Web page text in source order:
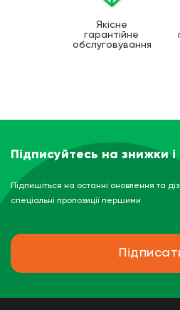
Якісне
гарантійне
обслуговування
Підписуйтесь на знижки і
Підпишіться на останні оновлення та
спеціальні пропозиції першими